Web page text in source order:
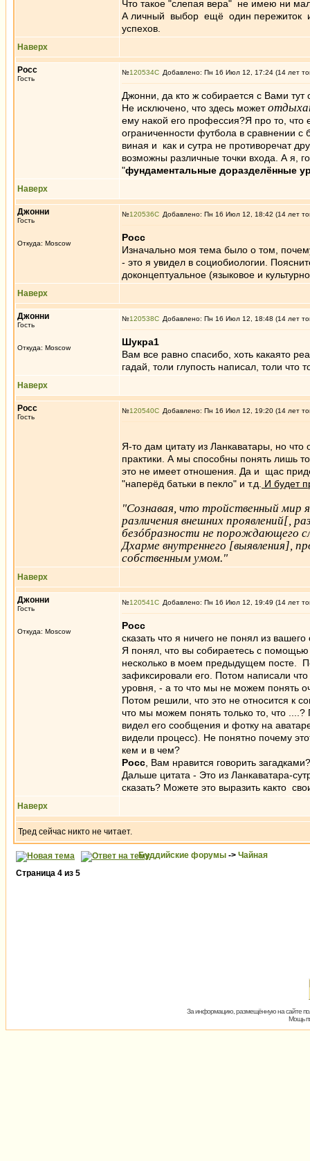
Что такое "слепая вера" не имею ни
А личный выбор ещё один пережиток
успехов.
Наверх
Росс
Гость
№120534 Добавлено: Пн 16 Июл 12, 17:24 (14 лет
Джонни, да кто ж собирается с Вами
Не исключено, что здесь может
ему накой его профессия?Я про то,
ограниченности футбола в сравнении
виная и как и сутра не противоречат
возможны различные точки входа. А я,
"фундаментальные доразделённые
Наверх
Джонни
Гость
Откуда: Moscow
№120536 Добавлено: Пн 16 Июл 12, 18:42 (14 лет
Росс
Изначально моя тема было о том,
- это я увидел в социобиологии.
доконцептуальное (языковое и
Наверх
Джонни
Гость
Откуда: Moscow
№120538 Добавлено: Пн 16 Июл 12, 18:48 (14 лет
Шукра1
Вам все равно спасибо, хоть какаято
гадай, толи глупость написал, толи что
Наверх
Росс
Гость
№120540 Добавлено: Пн 16 Июл 12, 19:20 (14 лет
Я-то дам цитату из Ланкаватары, но
практики. А мы способны понять лишь
это не имеет отношения. Да и щас
"наперёд батьки в пекло" и т.д.
И будет
"Сознавая, что тройственный мир
различения внешних проявлений[,
безóбразности не порождающего
Дхарме внутреннего [выявления],
собственным умом."
Наверх
Джонни
Гость
Откуда: Moscow
№120541 Добавлено: Пн 16 Июл 12, 19:49 (14 лет
Росс
сказать что я ничего не понял из
Я понял, что вы собираетесь с помощью
несколько в моем предыдущем посте.
зафиксировали его. Потом написали
уровня, - а то что мы не можем понять
Потом решили, что это не относится к
что мы можем понять только то, что
видел его сообщения и фотку на
видели процесс). Не понятно почему
кем и в чем?
Росс , Вам нравится говорить
Дальше цитата - Это из Ланкаватара-
сказать? Можете это выразить както
Наверх
Тред сейчас никто не читает.
Буддийские форумы -> Чайная
Страница 4 из 5
За информацию, размещённую на сайте
Мощь